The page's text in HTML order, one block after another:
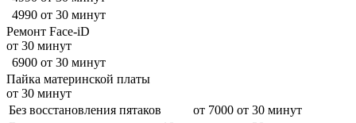
4990 от 30 минут
Ремонт Face-iD
от 30 минут
6900 от 30 минут
Пайка материнской платы
от 30 минут
Без восстановления пятаков
от 7000 от 30 минут